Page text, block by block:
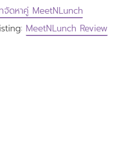
จัดหาคู่ MeetNLunch
MeetNLunch Review